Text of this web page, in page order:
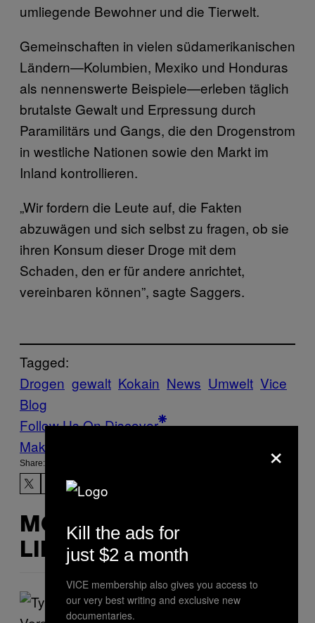
umliegende Bewohner und die Tierwelt.
Gemeinschaften in vielen südamerikanischen
Ländern—Kolumbien, Mexiko und Honduras
als nennenswerte Beispiele—erleben täglich
brutalste Gewalt und Erpressung durch
Paramilitärs und Gangs, die den Drogenstrom
in westliche Nationen sowie den Markt im
Inland kontrollieren.
„Wir fordern die Leute auf, die Fakten
abzuwägen und sich selbst zu fragen, ob sie
ihren Konsum dieser Droge mit dem
Schaden, den er für andere anrichtet,
vereinbaren können”, sagte Saggers.
Tagged:
Drogen gewalt Kokain News Umwelt Vice
Blog
Follow Us On Discover
Make Us Preferred In Top Stories
Share:
MORE
LIKE THIS
×
Kill the ads for
just $2 a month
VICE membership also gives you access to
our very best writing and exclusive new
documentaries.